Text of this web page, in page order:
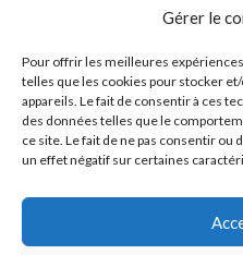
Gérer le
Pour offrir les meilleures
telles que les cookies pour stocker
appareils. Le fait de consentir à ces
des données telles que le
ce site. Le fait de ne pas consentir
un effet négatif sur certaines
Message